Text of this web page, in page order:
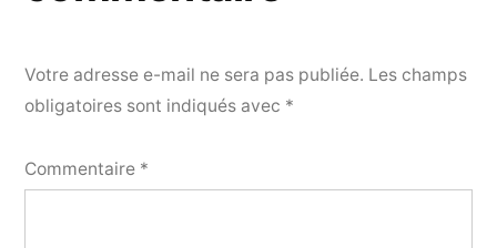
Votre adresse e-mail ne sera pas publiée. Les champs
obligatoires sont indiqués avec *
Commentaire *